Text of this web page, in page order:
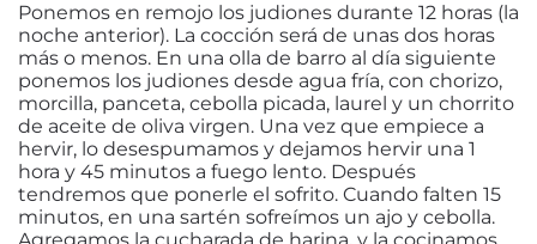
Ponemos en remojo los judiones durante 12 horas (la
noche anterior). La cocción será de unas dos horas
más o menos. En una olla de barro al día siguiente
ponemos los judiones desde agua fría, con chorizo,
morcilla, panceta, cebolla picada, laurel y un chorrito
de aceite de oliva virgen. Una vez que empiece a
hervir, lo desespumamos y dejamos hervir una 1
hora y 45 minutos a fuego lento. Después
tendremos que ponerle el sofrito. Cuando falten 15
minutos, en una sartén sofreímos un ajo y cebolla.